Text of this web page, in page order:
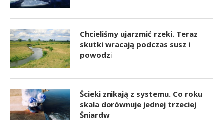
Chcieliśmy ujarzmić rzeki. Teraz
skutki wracają podczas susz i
powodzi
Ścieki znikają z systemu. Co roku
skala dorównuje jednej trzeciej
Śniardw